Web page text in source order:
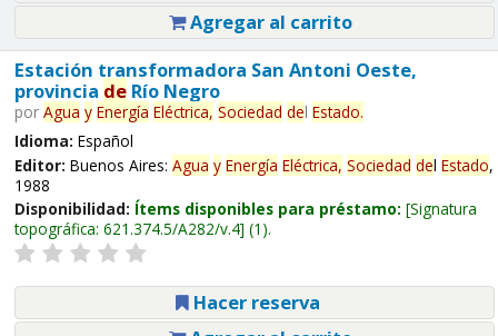
Agregar al carrito
Estación transformadora San Antoni Oeste,
provincia deRío Negro
por Agua y Energía Eléctrica, Sociedad del Estado.
Idioma: Español
Editor: Buenos Aires: Agua y Energía Eléctrica, Sociedad del Estado,
1988
Disponibilidad: Ítems disponibles para préstamo: Signatura
topográfica: 621.374.5/A282/v.4 (1).
Hacer reserva